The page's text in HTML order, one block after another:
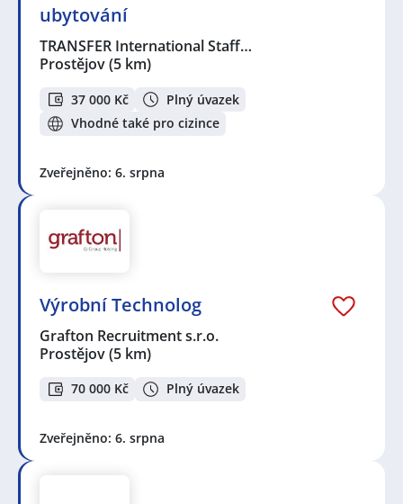
ubytování
TRANSFER International Staff…
Prostějov(5 km)
37 000 Kč
Plný úvazek
Vhodné také pro cizince
Zveřejněno: 6. srpna
Výrobní Technolog
Grafton Recruitment s.r.o.
Prostějov(5 km)
70 000 Kč Plný úvazek
Zveřejněno: 6. srpna